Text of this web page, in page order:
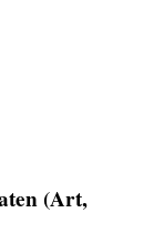
(Art,